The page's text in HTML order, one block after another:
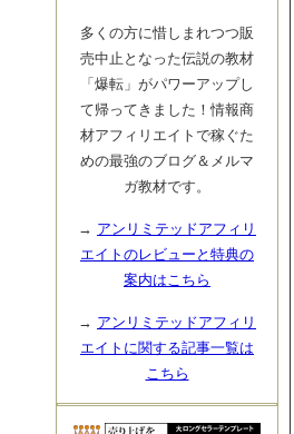
多くの方に惜しまれつつ販
売中止となった伝説の教材
「爆転」がパワーアップし
て帰ってきました！情報商
材アフィリエイトで稼ぐた
めの最強のブログ＆メルマ
ガ教材です。
→ アンリミテッドアフィリ
エイトのレビューと特典の
案内はこちら
→ アンリミテッドアフィリ
エイトに関する記事一覧は
こちら